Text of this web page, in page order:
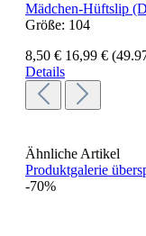
Mädchen-Hüftslip
Größe: 104
8,50 € 16,99 €
Details
Ähnliche Artikel
Produktgalerie
-70%